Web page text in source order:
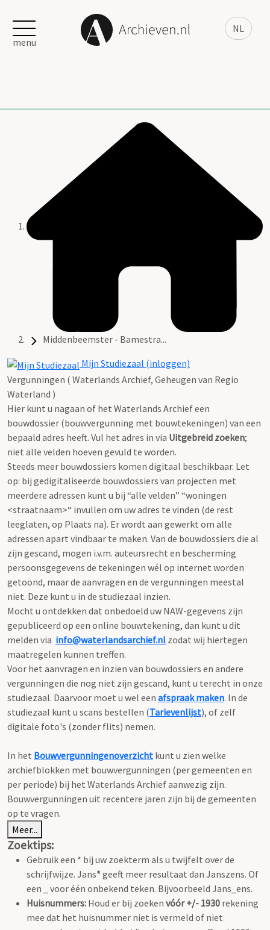
NL
menu
Middenbeemster - Bamestra...
Mijn Studiezaal (inloggen)
Vergunningen ( Waterlands Archief, Geheugen van Regio
Waterland )
Hier kunt u nagaan of het Waterlands Archief een
bouwdossier (bouwvergunning met bouwtekeningen) van een
bepaald adres heeft. Vul het adres in via Uitgebreid zoeken;
niet alle velden hoeven gevuld te worden.
Steeds meer bouwdossiers komen digitaal beschikbaar. Let
op: bij gedigitaliseerde bouwdossiers van projecten met
meerdere adressen kunt u bij “alle velden” “woningen
<straatnaam>“ invullen om uw adres te vinden (de rest
leeglaten, op Plaats na). Er wordt aan gewerkt om alle
adressen apart vindbaar te maken. Van de bouwdossiers die al
zijn gescand, mogen i.v.m. auteursrecht en bescherming
persoonsgegevens de tekeningen wél op internet worden
getoond, maar de aanvragen en de vergunningen meestal
niet. Deze kunt u in de studiezaal inzien.
Mocht u ontdekken dat onbedoeld uw NAW-gegevens zijn
gepubliceerd op een online bouwtekening, dan kunt u dit
melden via info@waterlandsarchief.nl zodat wij hiertegen
maatregelen kunnen treffen.
Voor het aanvragen en inzien van bouwdossiers en andere
vergunningen die nog niet zijn gescand, kunt u terecht in onze
studiezaal. Daarvoor moet u wel een afspraak maken. In de
studiezaal kunt u scans bestellen (Tarievenlijst), of zelf
digitale foto's (zonder flits) nemen.
In het Bouwvergunningenoverzicht kunt u zien welke
archiefblokken met bouwvergunningen (per gemeenten en
per periode) bij het Waterlands Archief aanwezig zijn.
Bouwvergunningen uit recentere jaren zijn bij de gemeenten
op te vragen.
Meer...
Zoektips:
Gebruik een * bij uw zoekterm als u twijfelt over de
schrijfwijze. Jans*geeft meer resultaat dan Janszens. Of
een _ voor één onbekend teken. Bijvoorbeeld Jans_ens.
Huisnummers: Houd er bij zoeken vóór +/- 1930 rekening
mee dat het huisnummer niet is vermeld of niet